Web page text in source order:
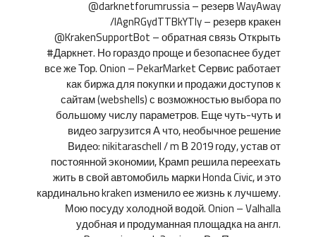
@darknetforumrussia – резерв WayAway
/lAgnRGydTTBkYTIy – резерв кракен
@KrakenSupportBot – обратная связь Открыть
#Даркнет. Но гораздо проще и безопаснее будет
все же Тор. Onion – PekarMarket Сервис работает
как биржа для покупки и продажи доступов к
сайтам (webshells) с возможностью выбора по
большому числу параметров. Еще чуть-чуть и
видео загрузится А что, необычное решение
Видео: nikitaraschell / m В 2019 году, устав от
постоянной экономии, Крамп решила переехать
жить в свой автомобиль марки Honda Civic, и это
кардинально kraken изменило ее жизнь к лучшему.
Мою посуду холодной водой. Onion – Valhalla
удобная и продуманная площадка на англ.